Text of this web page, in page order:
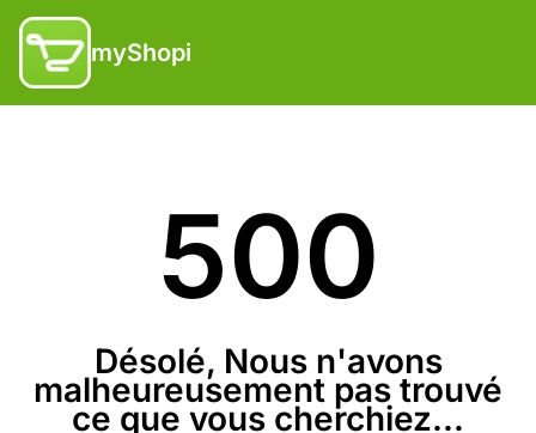
myShopi
500
Désolé, Nous n'avons
malheureusement pas trouvé
ce que vous cherchiez...